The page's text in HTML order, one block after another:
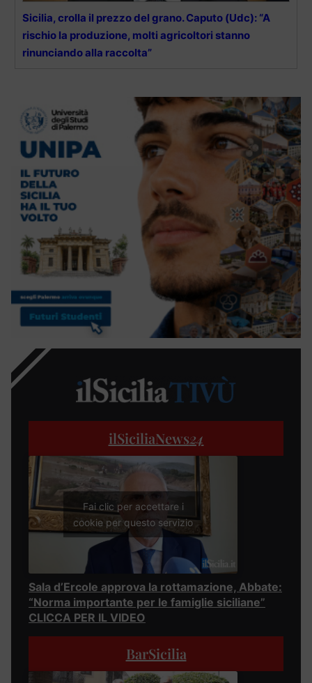
Sicilia, crolla il prezzo del grano. Caputo (Udc): “A
rischio la produzione, molti agricoltori stanno
rinunciando alla raccolta”
ilSiciliaNews24
Fai clic per accettare i
cookie per questo servizio
Sala d’Ercole approva la rottamazione, Abbate:
“Norma importante per le famiglie siciliane”
CLICCA PER IL VIDEO
BarSicilia